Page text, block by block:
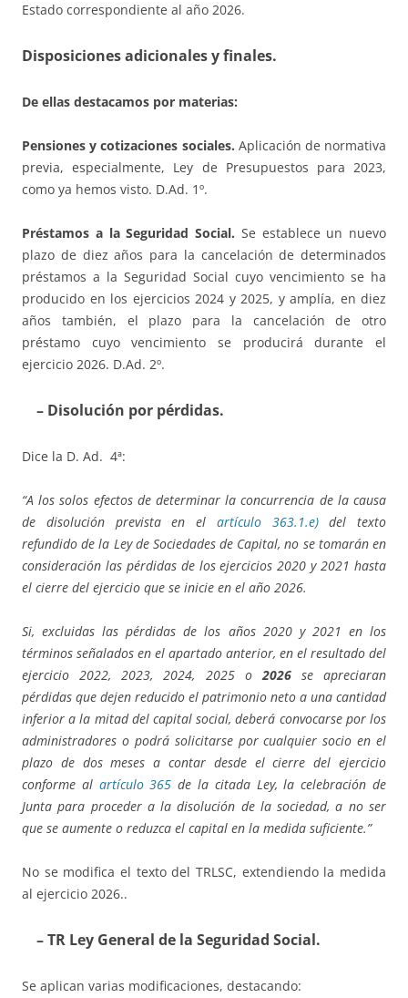
Estado correspondiente al año 2026.
Disposiciones adicionales y finales.
De ellas destacamos por materias:
Pensiones y cotizaciones sociales. Aplicación de normativa
previa, especialmente, Ley de Presupuestos para 2023,
como ya hemos visto. D.Ad. 1º.
Préstamos a la Seguridad Social. Se establece un nuevo
plazo de diez años para la cancelación de determinados
préstamos a la Seguridad Social cuyo vencimiento se ha
producido en los ejercicios 2024 y 2025, y amplía, en diez
años también, el plazo para la cancelación de otro
préstamo cuyo vencimiento se producirá durante el
ejercicio 2026. D.Ad. 2º.
– Disolución por pérdidas.
Dice la D. Ad. 4ª:
“A los solos efectos de determinar la concurrencia de la causa
de disolución prevista en el artículo 363.1.e)del texto
refundido de la Ley de Sociedades de Capital, no se tomarán en
consideración las pérdidas de los ejercicios 2020 y 2021 hasta
el cierre del ejercicio que se inicie en el año 2026.
Si, excluidas las pérdidas de los años 2020 y 2021 en los
términos señalados en el apartado anterior, en el resultado del
ejercicio 2022, 2023, 2024, 2025 o2026 se apreciaran
pérdidas que dejen reducido el patrimonio neto a una cantidad
inferior a la mitad del capital social, deberá convocarse por los
administradores o podrá solicitarse por cualquier socio en el
plazo de dos meses a contar desde el cierre del ejercicio
conforme al artículo 365 de la citada Ley, la celebración de
Junta para proceder a la disolución de la sociedad, a no ser
que se aumente o reduzca el capital en la medida suficiente.”
No se modifica el texto del TRLSC, extendiendo la medida
al ejercicio 2026..
– TR Ley General de la Seguridad Social.
Se aplican varias modificaciones, destacando: